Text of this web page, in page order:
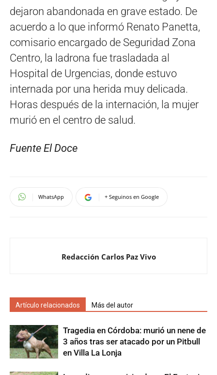
dejaron abandonada en grave estado. De
acuerdo a lo que informó Renato Panetta,
comisario encargado de Seguridad Zona
Centro, la ladrona fue trasladada al
Hospital de Urgencias, donde estuvo
internada por una herida muy delicada.
Horas después de la internación, la mujer
murió en el centro de salud.
Fuente El Doce
WhatsApp + Seguinos en Google
Redacción Carlos Paz Vivo
Artículo relacionados Más del autor
Tragedia en Córdoba: murió un nene de
3 años tras ser atacado por un Pitbull
en Villa La Lonja